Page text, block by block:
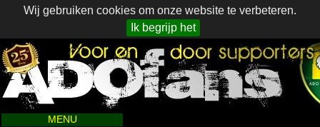
Wij gebruiken cookies om onze website te verbeteren.
Ik begrijp het
MENU